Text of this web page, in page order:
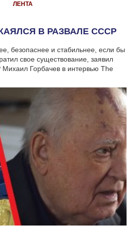
ЛЕНТА
В РАЗВАЛЕ СССР
безопаснее и стабильнее, если бы
свое существование, заявил
Горбачев в интервью The